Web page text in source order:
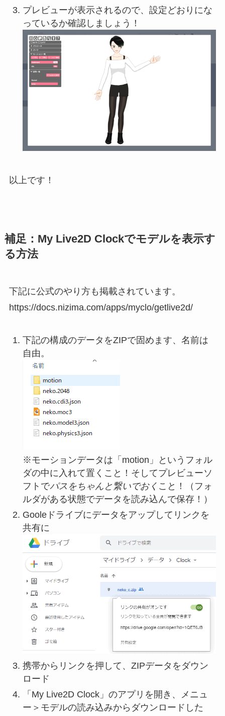
プレビューが表示されるので、設定どおりにな
っているか確認しましょう！
以上です！
補足：My Live2D Clockでモデルを表示す
る方法
下記に公式のやり方も掲載されています。
https://docs.nizima.com/apps/myclo/getlive2d/
下記の構成のデータをZIPで固めます、名前は
自由。
※モーションデータは「motion」というフォル
ダの中に入れて置くこと！そしてプレビューソ
フトでパスをちゃんと繋いでおく こと！（フォ
ルダがある状態でデータを読み込んで保存！）
Gooleドライブにデータをアップしてリンクを
共有に
携帯からリンクを押して、ZIPデータをダウン
ロード
「My Live2D Clock」のアプリを開き、メニュ
ー＞モデルの読み込みからダウンロードした